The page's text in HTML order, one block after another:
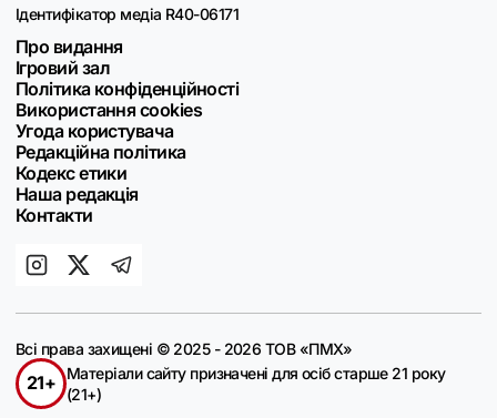
Ідентифікатор медіа R40-06171
Про видання
Ігровий зал
Політика конфіденційності
Використання cookies
Угода користувача
Редакційна політика
Кодекс етики
Наша редакція
Контакти
Всі права захищені © 2025 - 2026 ТОВ «ПМХ»
21+
Матеріали сайту призначені для осіб старше 21 року
(21+)